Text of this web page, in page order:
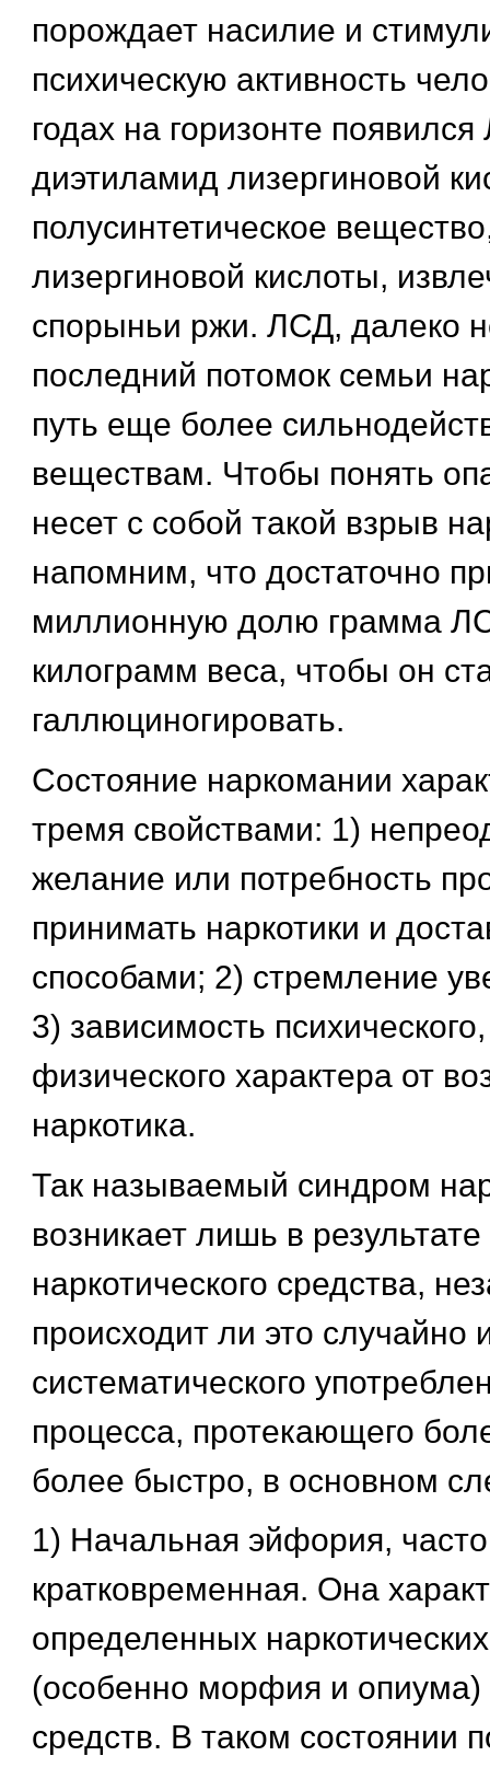
порождает насилие и
психическую активность
годах на горизонте
диэтиламид лизергиновой
полусинтетическое
лизергиновой кислоты,
спорыньи ржи. ЛСД, далеко
последний потомок семьи
путь еще более
веществам. Чтобы понять
несет с собой такой взрыв
напомним, что достаточно
миллионную долю грамма
килограмм веса, чтобы он
галлюциногировать.
Состояние наркомании
тремя свойствами: 1)
желание или потребность
принимать наркотики и
способами; 2) стремление
3) зависимость
физического характера от
наркотика.
Так называемый синдром
возникает лишь в
наркотического средства,
происходит ли это случайно
систематического
процесса, протекающего
более быстро, в основном
1) Начальная эйфория,
кратковременная. Она
определенных
(особенно морфия и опиума)
средств. В таком состоянии